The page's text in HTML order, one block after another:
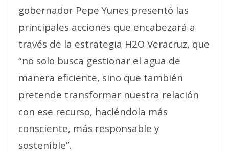
gobernador Pepe Yunes presentó las
principales acciones que encabezará a
través de la estrategia H2O Veracruz, que
“no solo busca gestionar el agua de
manera eficiente, sino que también
pretende transformar nuestra relación
con ese recurso, haciéndola más
consciente, más responsable y
sostenible”.